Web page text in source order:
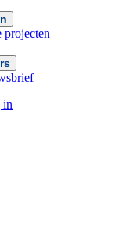
projecten
in